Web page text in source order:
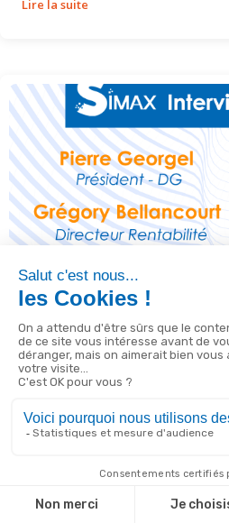
Solution de gestion ultra-
Lire la suite
29/08/2022
Découvrez l’interview
Lire la suite